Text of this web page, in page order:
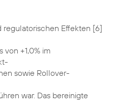
regulatorischen Effekten [6]
von +1,0% im
sowie Rollover-
war. Das bereinigte